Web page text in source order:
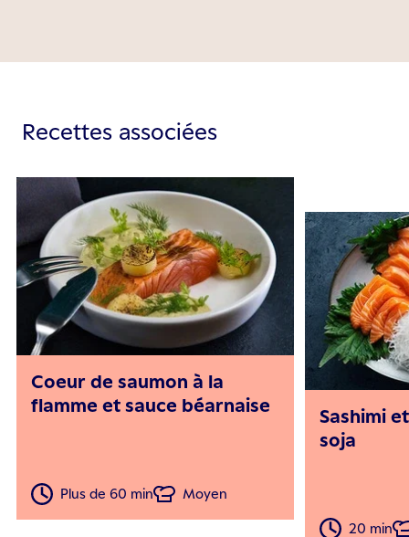
Recettes associées
Coeur de saumon à la
flamme et sauce béarnaise
Plus de 60 min Moyen
Sashimi
soja
20 min